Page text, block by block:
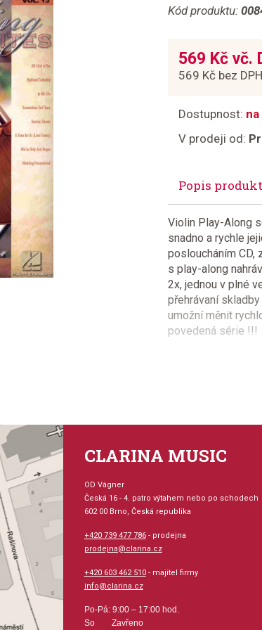
Kód produktu:
569 Kč vč.
569 Kč bez DPH
Dostupnost:
V prodeji od:
Popis
Violin Play-Along
snadno a rychle
posloucháním CD,
s play-along
2x, jednou v plné
přehrávaní
umožní měnit
povedená série !!!
Hudební
svatby
CLARINA MUSIC
OD Vágner
Česká 16 - 4. patro výtahem nebo po schodech
602 00 Brno, Česká republika
+420 739 477 786- prodejna
prodejna@clarina.cz
+420 603 462 510- majitel firmy
info@clarina.cz
Po-Pá: 9:00 – 17:00 hod.
So Zavřeno